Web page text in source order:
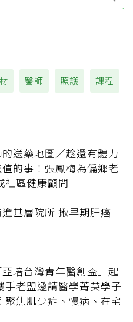
醫師 照護 課程
送藥地圖／趁還有體力
的事！張鳳梅為偏鄉老
社區健康顧問
基層院所 揪早期肝癌
培台灣青年醫創盃」起
手老盟邀請醫學菁英學子
聚焦肌少症、慢病、在宅